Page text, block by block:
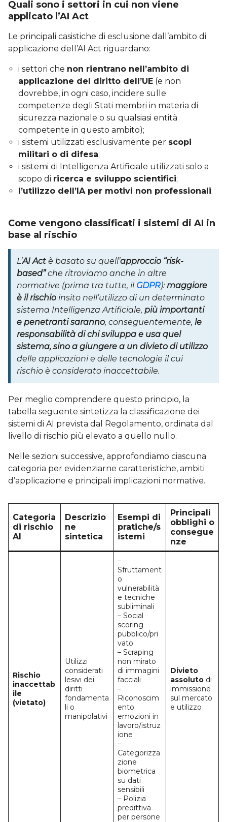
Quali sono i settori in cui non viene
applicato l’AI Act
Le principali casistiche di esclusione dall’ambito di
applicazione dell’AI Act riguardano:
i settori che non rientrano nell’ambito di
applicazione del diritto dell’UE (e non
dovrebbe, in ogni caso, incidere sulle
competenze degli Stati membri in materia di
sicurezza nazionale o su qualsiasi entità
competente in questo ambito);
i sistemi utilizzati esclusivamente per scopi
militari o di difesa;
i sistemi di Intelligenza Artificiale utilizzati solo a
scopo di ricerca e sviluppo scientifici;
l’utilizzo dell’IA per motivi non professionali.
Come vengono classificati i sistemi di AI in
base al rischio
L’AI Act è basato su quell’approccio “risk-
based”che ritroviamo anche in altre
normative (prima tra tutte, il GDPR): maggiore
è il rischio insito nell’utilizzo di un determinato
sistema Intelligenza Artificiale, più importanti
e penetranti saranno, conseguentemente, le
responsabilità di chi sviluppa e usa quel
sistema, sino a giungere a un divieto di utilizzo
delle applicazioni e delle tecnologie il cui
rischio è considerato inaccettabile.
Per meglio comprendere questo principio, la
tabella seguente sintetizza la classificazione dei
sistemi di AI prevista dal Regolamento, ordinata dal
livello di rischio più elevato a quello nullo.
Nelle sezioni successive, approfondiamo ciascuna
categoria per evidenziarne caratteristiche, ambiti
d’applicazione e principali implicazioni normative.
Categoria
di rischio
AI
Descrizio
ne
sintetica
Esempi di
pratiche/s
istemi
Principali
obblighi o
consegue
nze
Rischio
inaccettab
ile
(vietato)
Utilizzi
considerati
lesivi dei
diritti
fondamenta
li o
manipolativi
–
Sfruttament
o
vulnerabilità
e tecniche
subliminali
– Social
scoring
pubblico/pri
vato
– Scraping
non mirato
di immagini
facciali
–
Riconoscim
ento
emozioni in
lavoro/istruz
ione
–
Categorizza
zione
biometrica
su dati
sensibili
– Polizia
predittiva
per persone
Divieto
assoluto di
immissione
sul mercato
e utilizzo